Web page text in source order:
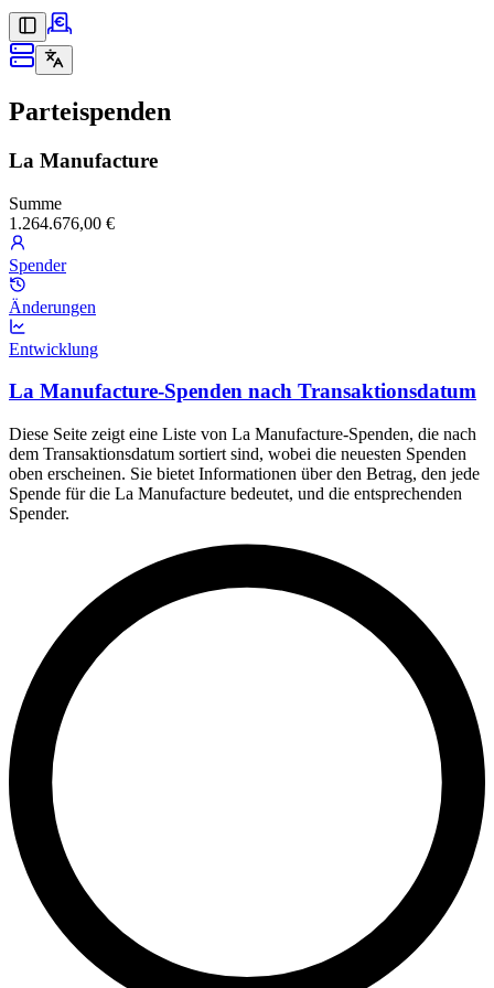
Parteispenden
La Manufacture
Summe
1.264.676,00 €
Spender
Änderungen
Entwicklung
La Manufacture-Spenden nach Transaktionsdatum
Diese Seite zeigt eine Liste von La Manufacture-Spenden, die nach
dem Transaktionsdatum sortiert sind, wobei die neuesten Spenden
oben erscheinen. Sie bietet Informationen über den Betrag, den jede
Spende für die La Manufacture bedeutet, und die entsprechenden
Spender.